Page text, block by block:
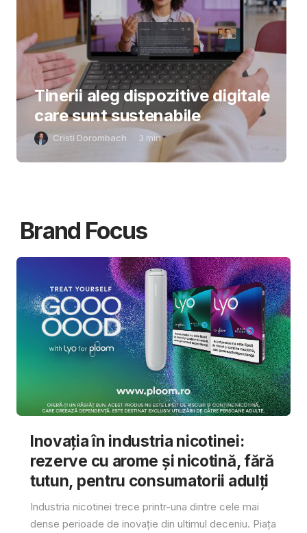
Tinerii aleg dispozitive digitale
care sunt sustenabile
Cristi Dorombach 3 min
Brand Focus
Inovația în industria nicotinei:
rezerve cu arome și nicotină, fără
tutun, pentru consumatorii adulți
Industria nicotinei trece printr-una dintre cele mai
dense perioade de inovație din ultimul deceniu. Piața